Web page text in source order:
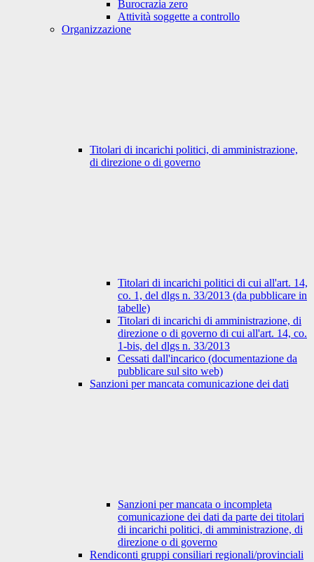
Burocrazia zero
Attività soggette a controllo
Organizzazione
Titolari di incarichi politici, di amministrazione,
di direzione o di governo
Titolari di incarichi politici di cui all'art. 14,
co. 1, del dlgs n. 33/2013 (da pubblicare in
tabelle)
Titolari di incarichi di amministrazione, di
direzione o di governo di cui all'art. 14, co.
1-bis, del dlgs n. 33/2013
Cessati dall'incarico (documentazione da
pubblicare sul sito web)
Sanzioni per mancata comunicazione dei dati
Sanzioni per mancata o incompleta
comunicazione dei dati da parte dei titolari
di incarichi politici, di amministrazione, di
direzione o di governo
Rendiconti gruppi consiliari regionali/provinciali